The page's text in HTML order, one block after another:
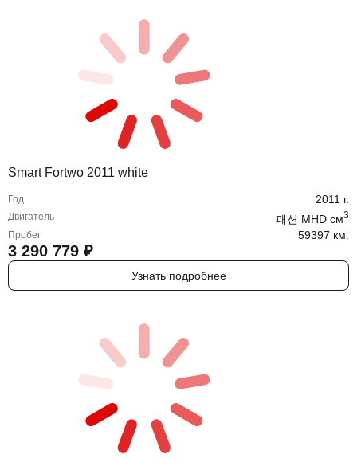
Smart Fortwo 2011 white
Год 2011 г.
Двигатель 패션 MHD cм3
Пробег 59397 км.
3 290 779 ₽
Узнать подробнее